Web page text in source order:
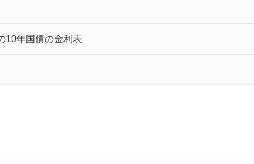
10年国債の金利表